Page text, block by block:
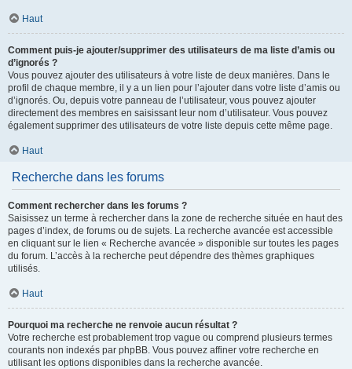
Haut
Comment puis-je ajouter/supprimer des utilisateurs de ma liste d’amis ou
d’ignorés ?
Vous pouvez ajouter des utilisateurs à votre liste de deux manières. Dans le
profil de chaque membre, il y a un lien pour l’ajouter dans votre liste d’amis ou
d’ignorés. Ou, depuis votre panneau de l’utilisateur, vous pouvez ajouter
directement des membres en saisissant leur nom d’utilisateur. Vous pouvez
également supprimer des utilisateurs de votre liste depuis cette même page.
Haut
Recherche dans les forums
Comment rechercher dans les forums ?
Saisissez un terme à rechercher dans la zone de recherche située en haut des
pages d’index, de forums ou de sujets. La recherche avancée est accessible
en cliquant sur le lien « Recherche avancée » disponible sur toutes les pages
du forum. L’accès à la recherche peut dépendre des thèmes graphiques
utilisés.
Haut
Pourquoi ma recherche ne renvoie aucun résultat ?
Votre recherche est probablement trop vague ou comprend plusieurs termes
courants non indexés par phpBB. Vous pouvez affiner votre recherche en
utilisant les options disponibles dans la recherche avancée.